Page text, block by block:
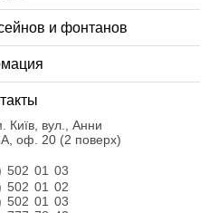
и фонтанов
Київ, вул., Анни
оф. 20 (2 поверх)
502 01 03
502 01 02
502 01 03